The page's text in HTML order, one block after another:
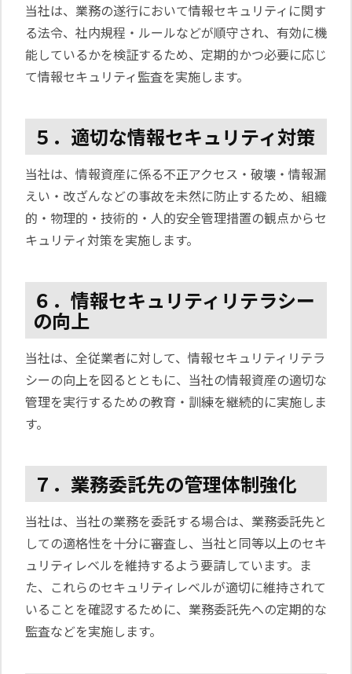
当社は、業務の遂行において情報セキュリティに関す
る法令、社内規程・ルールなどが順守され、有効に機
能しているかを検証するため、定期的かつ必要に応じ
て情報セキュリティ監査を実施します。
５．適切な情報セキュリティ対策
当社は、情報資産に係る不正アクセス・破壊・情報漏
えい・改ざんなどの事故を未然に防止するため、組織
的・物理的・技術的・人的安全管理措置の観点からセ
キュリティ対策を実施します。
６．情報セキュリティリテラシー
の向上
当社は、全従業者に対して、情報セキュリティリテラ
シーの向上を図るとともに、当社の情報資産の適切な
管理を実行するための教育・訓練を継続的に実施しま
す。
７．業務委託先の管理体制強化
当社は、当社の業務を委託する場合は、業務委託先と
しての適格性を十分に審査し、当社と同等以上のセキ
ュリティレベルを維持するよう要請しています。ま
た、これらのセキュリティレベルが適切に維持されて
いることを確認するために、業務委託先への定期的な
監査などを実施します。